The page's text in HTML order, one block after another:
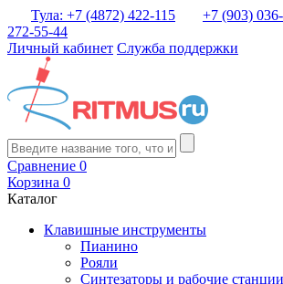
Тула: +7 (4872) 422-115 +7 (903)
272-55-44
Личный кабинет Служба поддержки
Сравнение 0
Корзина 0
Каталог
Клавишные инструменты
Пианино
Рояли
Синтезаторы и рабочие станции